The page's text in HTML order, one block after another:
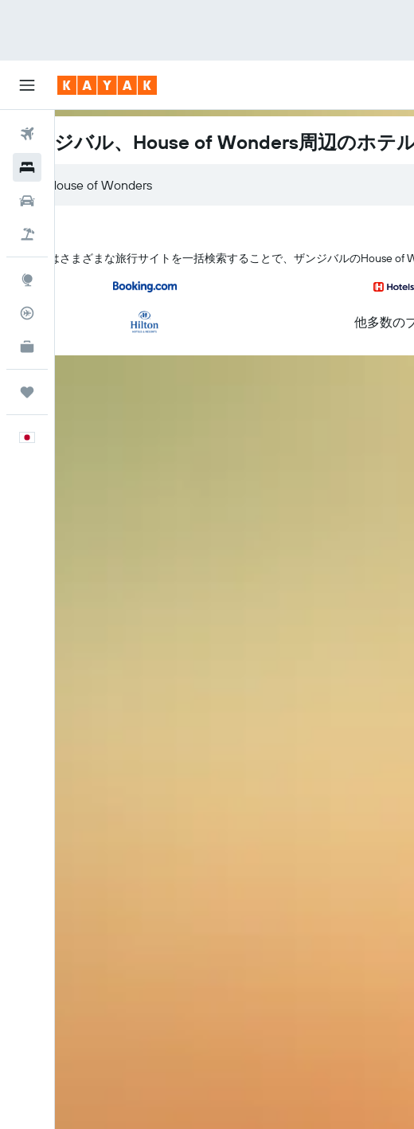
航空券
フライトトラッカー
ザンジバル、House of Wonders周辺のホテ
KAYAK はさまざまな旅行サイトを一括検索することで、ザンジバル​のHouse of
他多数の